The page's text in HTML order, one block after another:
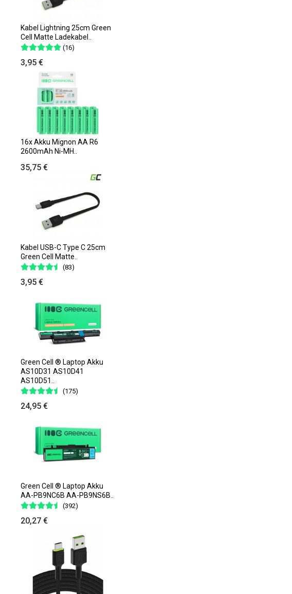
Kabel Lightning 25cm Green
Cell Matte Ladekabel..
(16)
3,95 €
16x Akku Mignon AA R6
2600mAh Ni-MH..
35,75 €
Kabel USB-C Type C 25cm
Green Cell Matte..
(83)
3,95 €
Green Cell ® Laptop Akku
AS10D31 AS10D41
AS10D51..
(175)
24,95 €
Green Cell ® Laptop Akku
AA-PB9NC6B AA-PB9NS6B..
(392)
20,27 €